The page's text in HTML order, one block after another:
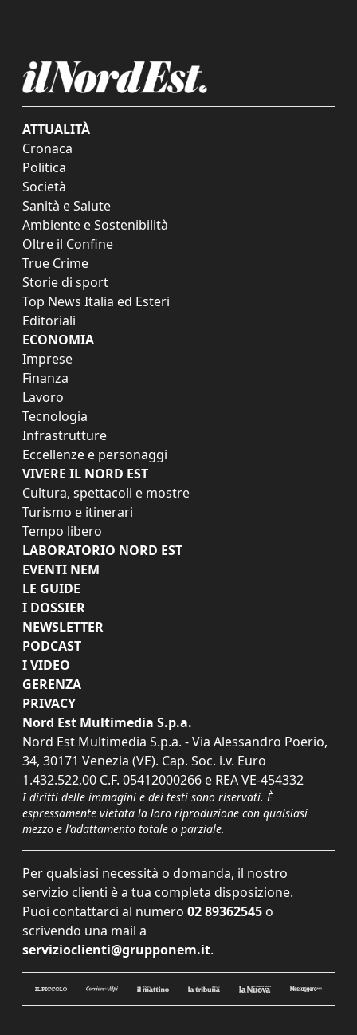
ATTUALITÀ
Cronaca
Politica
Società
Sanità e Salute
Ambiente e Sostenibilità
Oltre il Confine
True Crime
Storie di sport
Top News Italia ed Esteri
Editoriali
ECONOMIA
Imprese
Finanza
Lavoro
Tecnologia
Infrastrutture
Eccellenze e personaggi
VIVERE IL NORD EST
Cultura, spettacoli e mostre
Turismo e itinerari
Tempo libero
LABORATORIO NORD EST
EVENTI NEM
LE GUIDE
I DOSSIER
NEWSLETTER
PODCAST
I VIDEO
GERENZA
PRIVACY
Nord Est Multimedia S.p.a.
Nord Est Multimedia S.p.a. - Via Alessandro Poerio,
34, 30171 Venezia (VE). Cap. Soc. i.v. Euro
1.432.522,00 C.F. 05412000266 e REA VE-454332
I diritti delle immagini e dei testi sono riservati. È
espressamente vietata la loro riproduzione con qualsiasi
mezzo e l'adattamento totale o parziale.
Per qualsiasi necessità o domanda, il nostro
servizio clienti è a tua completa disposizione.
Puoi contattarci al numero 02 89362545 o
scrivendo una mail a
servizioclienti@grupponem.it.